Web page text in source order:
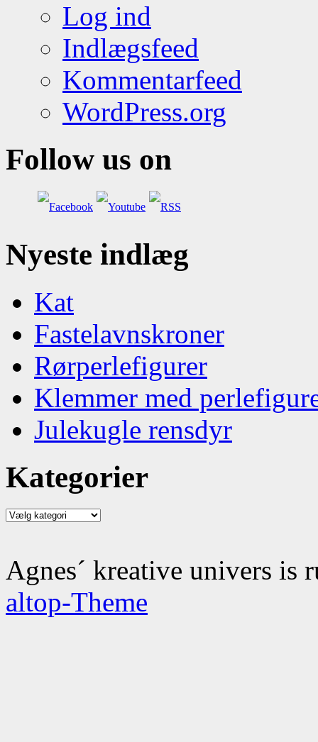
Log ind
Indlægsfeed
Kommentarfeed
WordPress.org
Follow us on
Nyeste indlæg
Kat
Fastelavnskroner
Rørperlefigurer
Klemmer med
Julekugle rensdyr
Kategorier
Kategorier
Agnes´ kreative univers
altop-Theme